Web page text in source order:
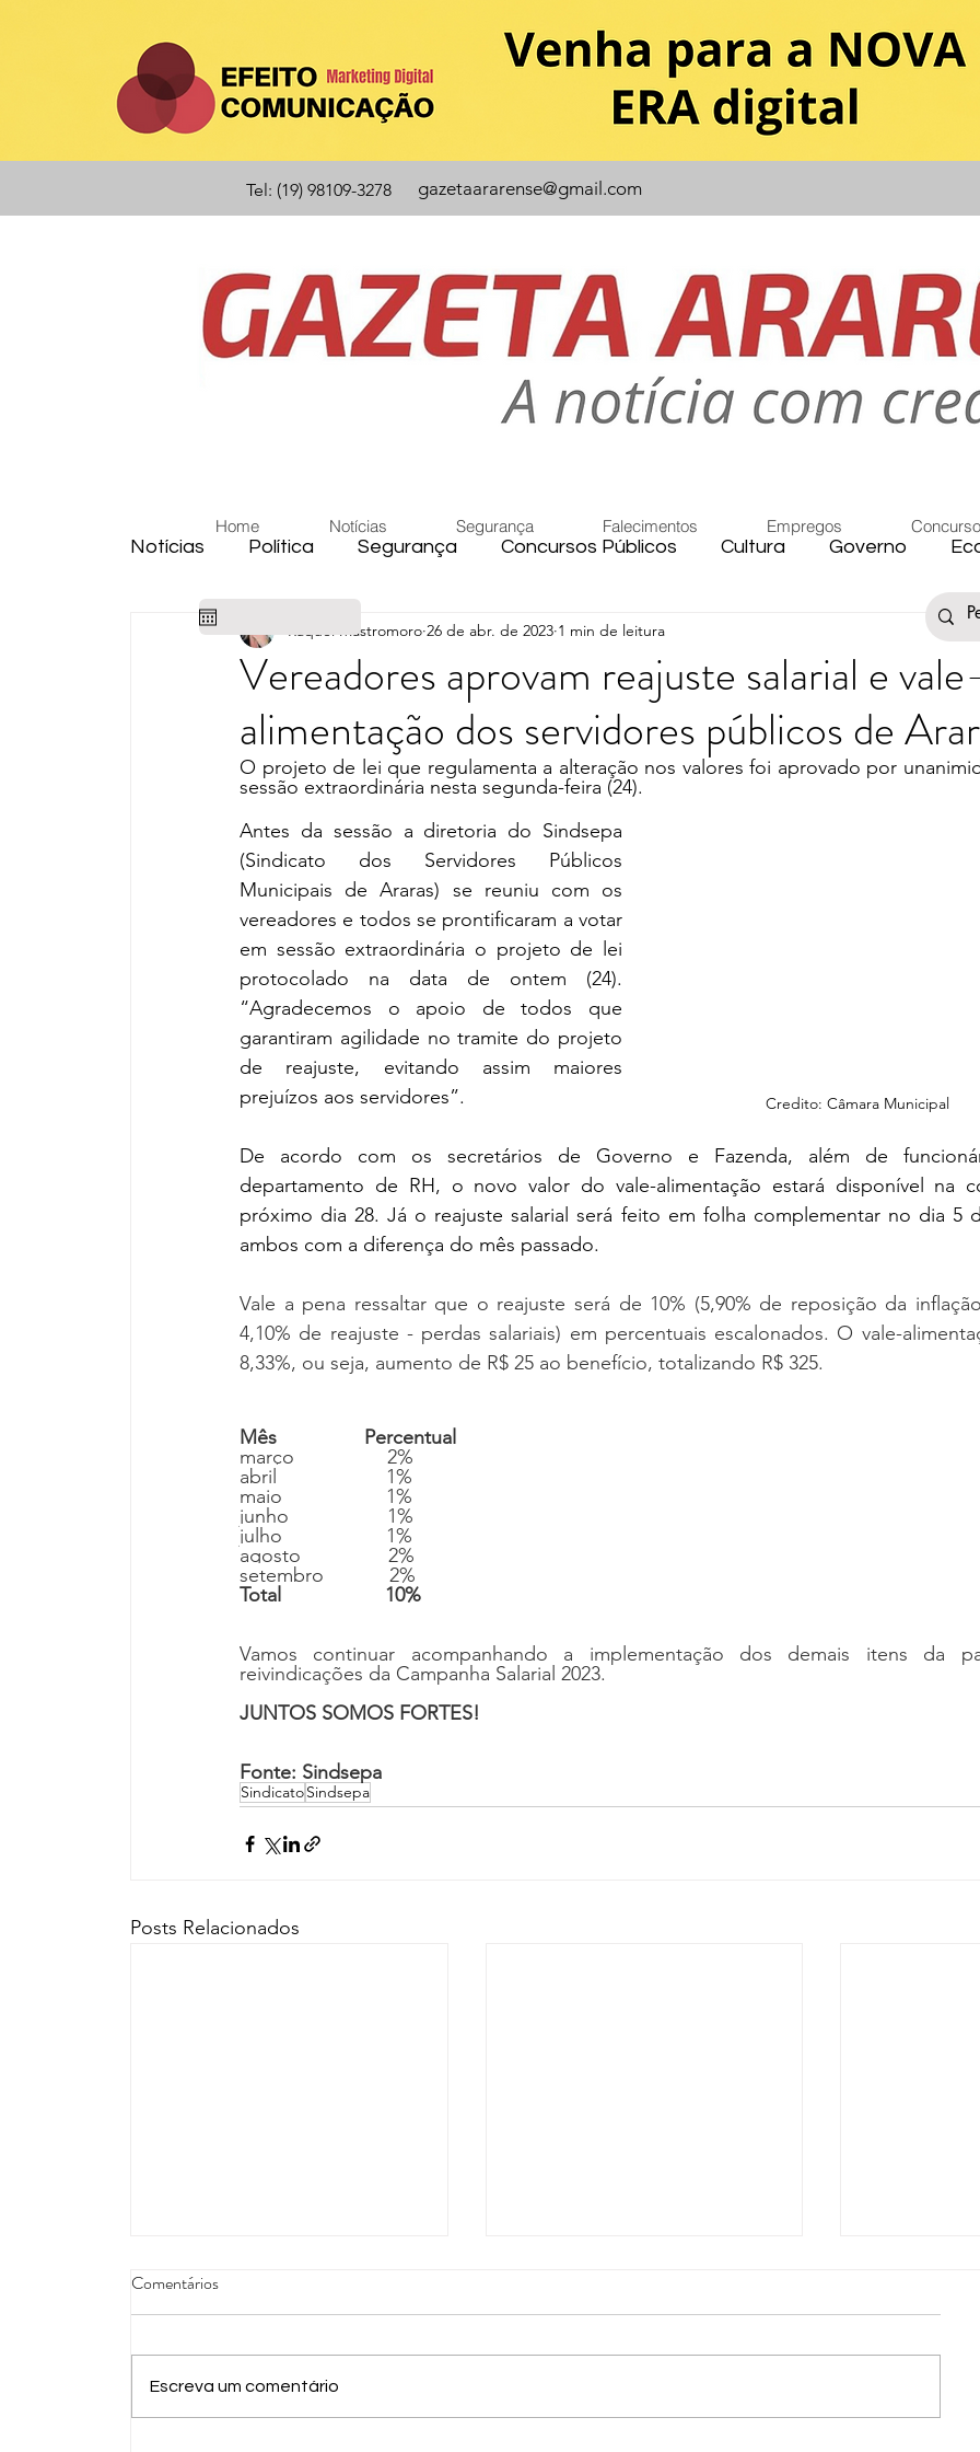
Tel: (19) 98109-3278 gazetaararense@gmail.com
Home Notícias Segurança Falecimentos Empregos
Notícias Política Segurança Concursos Públicos Cultura Governo
Cidade Educação Eleições Saúde Esporte Fake News
Habitação Emprego Região Governo Federal Meio
Câmara de Araras Denúncia Artigos Carnaval
Vereadores aprovam reajuste salarial e vale-
alimentação dos servidores públicos de
Raquel Mastromoro 26 de abr. de 2023 1 min de leitura
O projeto de lei que regulamenta a alteração nos valores foi aprovado por
sessão extraordinária nesta segunda-feira (24).
Credito: Câmara Municipal
Antes da sessão a diretoria do Sindsepa
(Sindicato dos Servidores Públicos
Municipais de Araras) se reuniu com os
vereadores e todos se prontificaram a votar
em sessão extraordinária o projeto de lei
protocolado na data de ontem (24).
“Agradecemos o apoio de todos que
garantiram agilidade no tramite do projeto
de reajuste, evitando assim maiores
prejuízos aos servidores”.
De acordo com os secretários de Governo e Fazenda, além de
departamento de RH, o novo valor do vale-alimentação estará disponível na
próximo dia 28. Já o reajuste salarial será feito em folha complementar no dia 5
ambos com a diferença do mês passado.
Vale a pena ressaltar que o reajuste será de 10% (5,90% de reposição da
4,10% de reajuste - perdas salariais) em percentuais escalonados. O vale-
8,33%, ou seja, aumento de R$ 25 ao benefício, totalizando R$ 325.
Mês                Percentual
março                 2%
abril                    1%
maio                   1%
junho                  1%
julho                   1%
agosto                2%
setembro            2%
Total                   10%
Vamos continuar acompanhando a implementação dos demais itens da
reivindicações da Campanha Salarial 2023.
JUNTOS SOMOS FORTES!
Fonte: Sindsepa
SindicatoSindsepa
Posts Relacionados
Comentários
Escreva um comentário